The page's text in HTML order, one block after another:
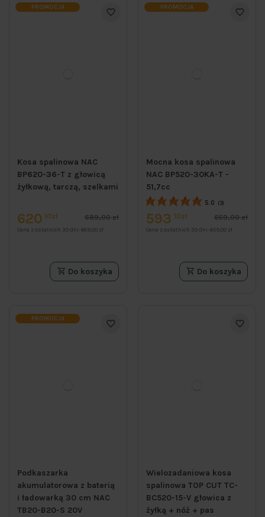
PROMOCJA
Kosa spalinowa NAC
BP620-36-T z głowicą
żyłkową, tarczą, szelkami
620 10zł 689,00 zł
Cena z ostatnich 30 dni: 689,00 zł
Do koszyka
PROMOCJA
Mocna kosa spalinowa
NAC BP520-30KA-T -
51,7cc
5.0 (3)
593 10zł 659,00 zł
Cena z ostatnich 30 dni:659,00 zł
Do koszyka
PROMOCJA
Podkaszarka
akumulatorowa z baterią
i ładowarką 30 cm NAC
TB20-B20-S 20V
Wielozadaniowa kosa
spalinowa TOP CUT TC-
BC520-15-V głowica z
żyłką + nóż + pas